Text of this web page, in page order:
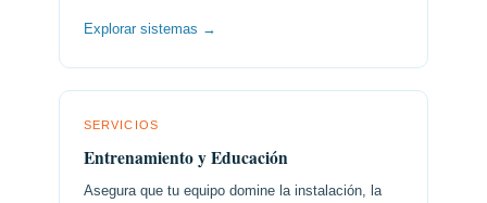
Explorar sistemas →
SERVICIOS
Entrenamiento y Educación
Asegura que tu equipo domine la instalación, la